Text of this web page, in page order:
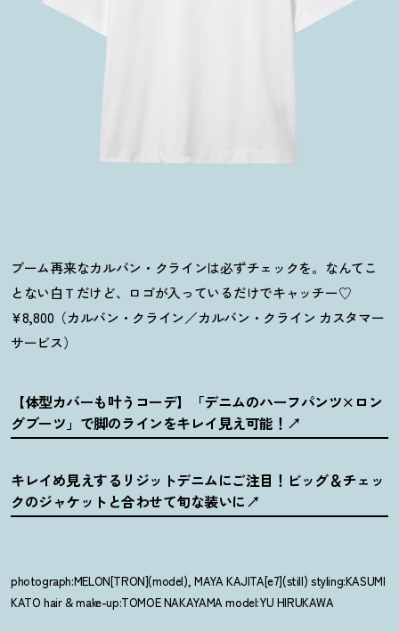
ブーム再来なカルバン・クラインは必ずチェックを。なんてこ
とない白Ｔだけど、ロゴが入っているだけでキャッチー♡
¥8,800（カルバン・クライン／カルバン・クライン カスタマー
サービス）
【体型カバーも叶うコーデ】「デニムのハーフパンツ×ロン
グブーツ」で脚のラインをキレイ見え可能 ！
キレイめ見えするリジットデニムにご注目 ！ ビッグ＆チェッ
クのジャケットと合わせて旬な装いに
photograph:MELON[TRON](model), MAYA KAJITA[e7](still) styling:KASUMI
KATO hair & make-up:TOMOE NAKAYAMA model:YU HIRUKAWA